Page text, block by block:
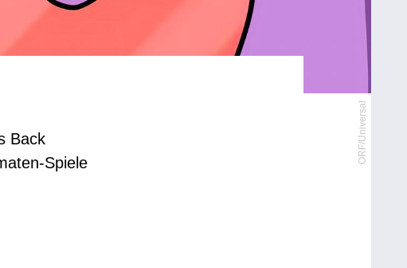
ORF/Universal
Back
Spiele